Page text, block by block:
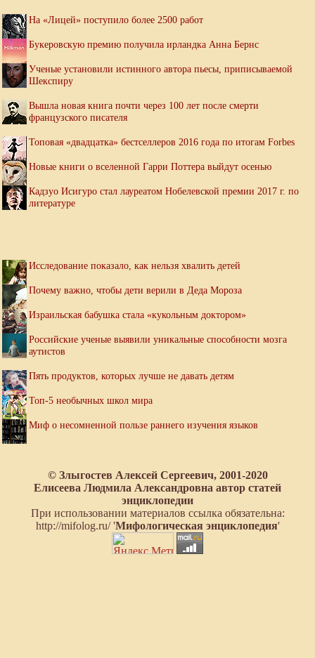
На «Лицей» поступило более 2500 работ
Букеровскую премию получила ирландка Анна Бернс
Ученые установили истинного автора пьесы, приписываемой
Шекспиру
Вышла новая книга почти через 100 лет после смерти
французского писателя
Топовая «двадцатка» бестселлеров 2016 года по итогам Forbes
Новые книги о вселенной Гарри Поттера выйдут осенью
Кадзуо Исигуро стал лауреатом Нобелевской премии 2017 г. по
литературе
Исследование показало, как нельзя хвалить детей
Почему важно, чтобы дети верили в Деда Мороза
Израильская бабушка стала «кукольным доктором»
Российские ученые выявили уникальные способности мозга
аутистов
Пять продуктов, которых лучше не давать детям
Топ-5 необычных школ мира
Миф о несомненной пользе раннего изучения языков
© Злыгостев Алексей Сергеевич, 2001-2020
Елисеева Людмила Александровна автор статей
энциклопедии
При использовании материалов ссылка обязательна:
http://mifolog.ru/ 'Мифологическая энциклопедия'